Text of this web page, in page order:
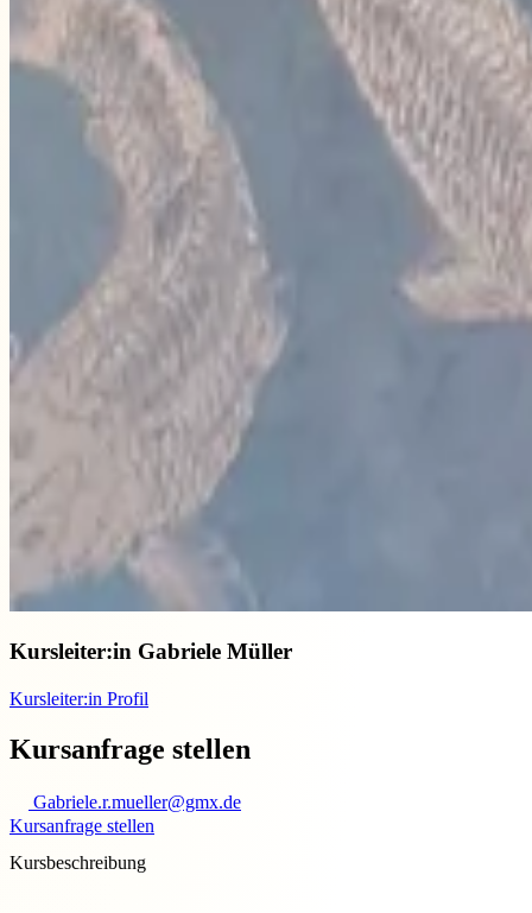
Kursleiter:in Gabriele Müller
Kursleiter:in Profil
Kursanfrage stellen
Gabriele.r.mueller@gmx.de
Kursanfrage stellen
Kursbeschreibung